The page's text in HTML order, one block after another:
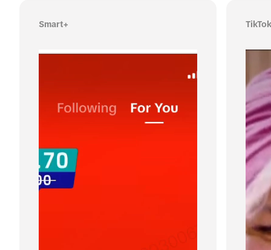
Smart+